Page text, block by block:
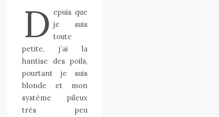
D epuis que
je suis
toute
petite, j’ai la
hantise des poils,
pourtant je suis
blonde et mon
système pileux
très peu